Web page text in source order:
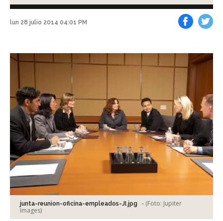
lun 28 julio 2014 04:01 PM
junta-reunion-oficina-empleados-JI.jpg - (Foto: Jupiter
Images)